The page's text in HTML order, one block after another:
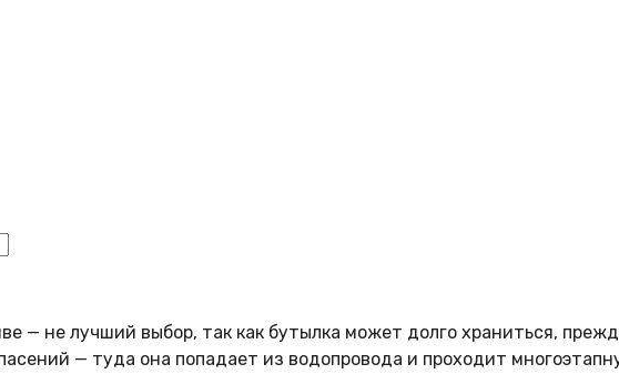
— не лучший выбор, так как бутылка может долго храниться,
— туда она попадает из водопровода и проходит